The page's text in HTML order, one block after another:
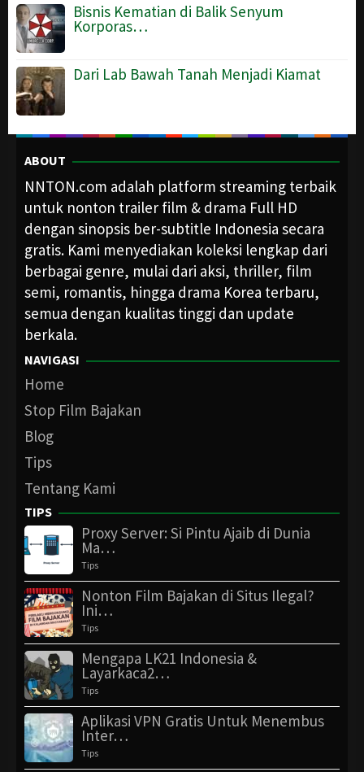
Bisnis Kematian di Balik Senyum
Korporas…
Dari Lab Bawah Tanah Menjadi Kiamat
ABOUT
NNTON.com adalah platform streaming terbaik
untuk nonton trailer film & drama Full HD
dengan sinopsis ber-subtitle Indonesia secara
gratis. Kami menyediakan koleksi lengkap dari
berbagai genre, mulai dari aksi, thriller, film
semi, romantis, hingga drama Korea terbaru,
semua dengan kualitas tinggi dan update
berkala.
NAVIGASI
Home
Stop Film Bajakan
Blog
Tips
Tentang Kami
TIPS
Proxy Server: Si Pintu Ajaib di Dunia
Ma…
Tips
Nonton Film Bajakan di Situs Ilegal?
Ini…
Tips
Mengapa LK21 Indonesia &
Layarkaca2…
Tips
Aplikasi VPN Gratis Untuk Menembus
Inter…
Tips